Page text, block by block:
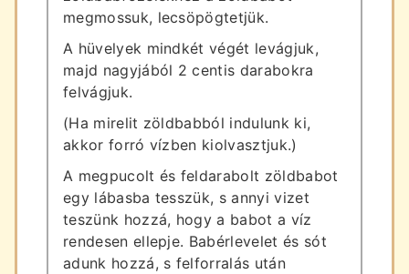
megmossuk, lecsöpögtetjük.
A hüvelyek mindkét végét levágjuk,
majd nagyjából 2 centis darabokra
felvágjuk.
(Ha mirelit zöldbabból indulunk ki,
akkor forró vízben kiolvasztjuk.)
A megpucolt és feldarabolt zöldbabot
egy lábasba tesszük, s annyi vizet
teszünk hozzá, hogy a babot a víz
rendesen ellepje. Babérlevelet és sót
adunk hozzá, s felforralás után